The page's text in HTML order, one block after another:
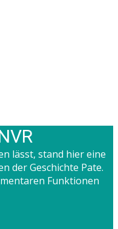
lässt, stand hier eine
der Geschichte Pate.
Funktionen